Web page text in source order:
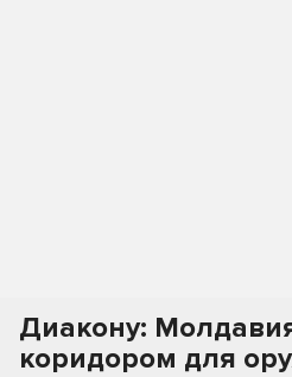
Диакону:
коридором для